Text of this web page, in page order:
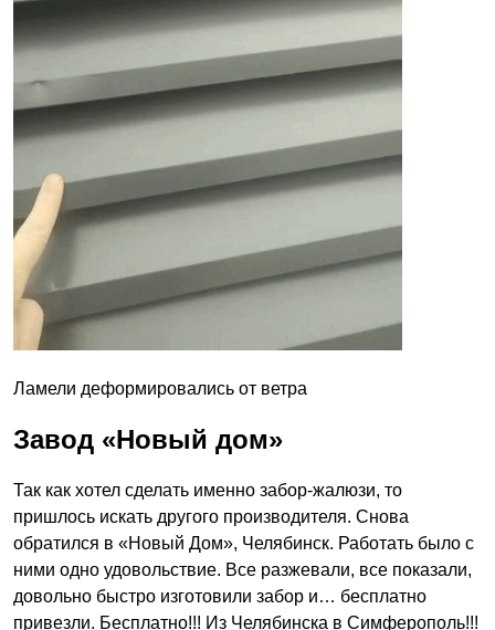
Ламели деформировались от ветра
Завод «Новый дом»
Так как хотел сделать именно забор-жалюзи, то
пришлось искать другого производителя. Снова
обратился в «Новый Дом», Челябинск. Работать было с
ними одно удовольствие. Все разжевали, все показали,
довольно быстро изготовили забор и… бесплатно
привезли. Бесплатно!!! Из Челябинска в Симферополь!!!